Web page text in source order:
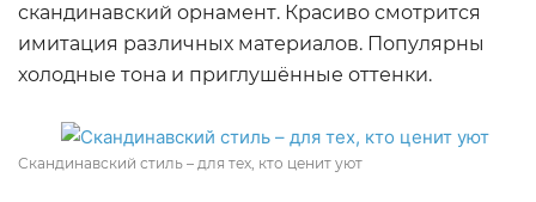
скандинавский орнамент. Красиво смотрится
имитация различных материалов. Популярны
холодные тона и приглушённые оттенки.
Скандинавский стиль – для тех, кто ценит уют